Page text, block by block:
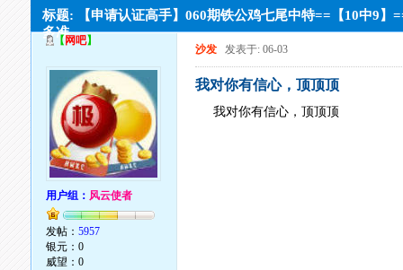
标题: 【申请认证高手】060期铁公鸡七尾中特==【10中9】
多准
【网吧】
用户组： 风云使者
发帖：5957
银元：0
威望：0
沙发 发表于: 06-03
我对你有信心，顶顶顶
我对你有信心，顶顶顶